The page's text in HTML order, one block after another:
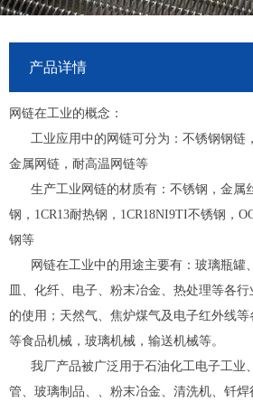
产品详情
网链在工业的概念：
工业应用中的网链可分为：不锈钢钢链
金属网链，耐高温网链等
生产工业网链的材质有：不锈钢，金属
钢，1CR13耐热钢，1CR18NI9TI不锈钢，
钢等
网链在工业中的用途主要有：玻璃瓶罐
皿、化纤、电子、粉末冶金、热处理等各
的使用；天然气、焦炉煤气及电子红外线
等食品机械，玻璃机械，输送机械等。
我厂产品被广泛用于石油化工电子工业
管、玻璃制品、、粉末冶金、清洗机、钎